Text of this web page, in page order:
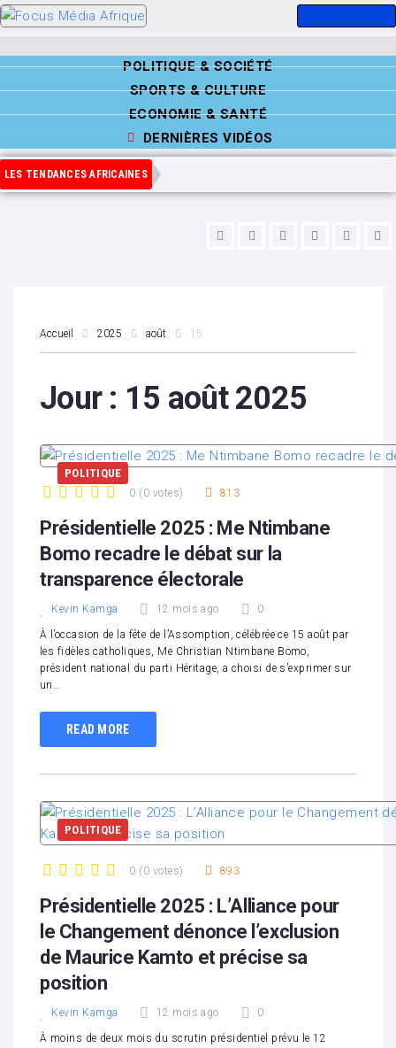
POLITIQUE & SOCIÉTÉ
SPORTS & CULTURE
ECONOMIE & SANTÉ
DERNIÈRES VIDÉOS
LES TENDANCES AFRICAINES
Accueil 2025 août 15
Jour : 15 août 2025
POLITIQUE
0 ( 0 votes) 813
Présidentielle 2025 : Me Ntimbane
Bomo recadre le débat sur la
transparence électorale
Kevin Kamga 12 mois ago 0
À l’occasion de la fête de l’Assomption, célébrée ce 15 août par
les fidèles catholiques, Me Christian Ntimbane Bomo,
président national du parti Héritage, a choisi de s’exprimer sur
un…
READ MORE
POLITIQUE
0 ( 0 votes) 893
Présidentielle 2025 : L’Alliance pour
le Changement dénonce l’exclusion
de Maurice Kamto et précise sa
position
Kevin Kamga 12 mois ago 0
À moins de deux mois du scrutin présidentiel prévu le 12